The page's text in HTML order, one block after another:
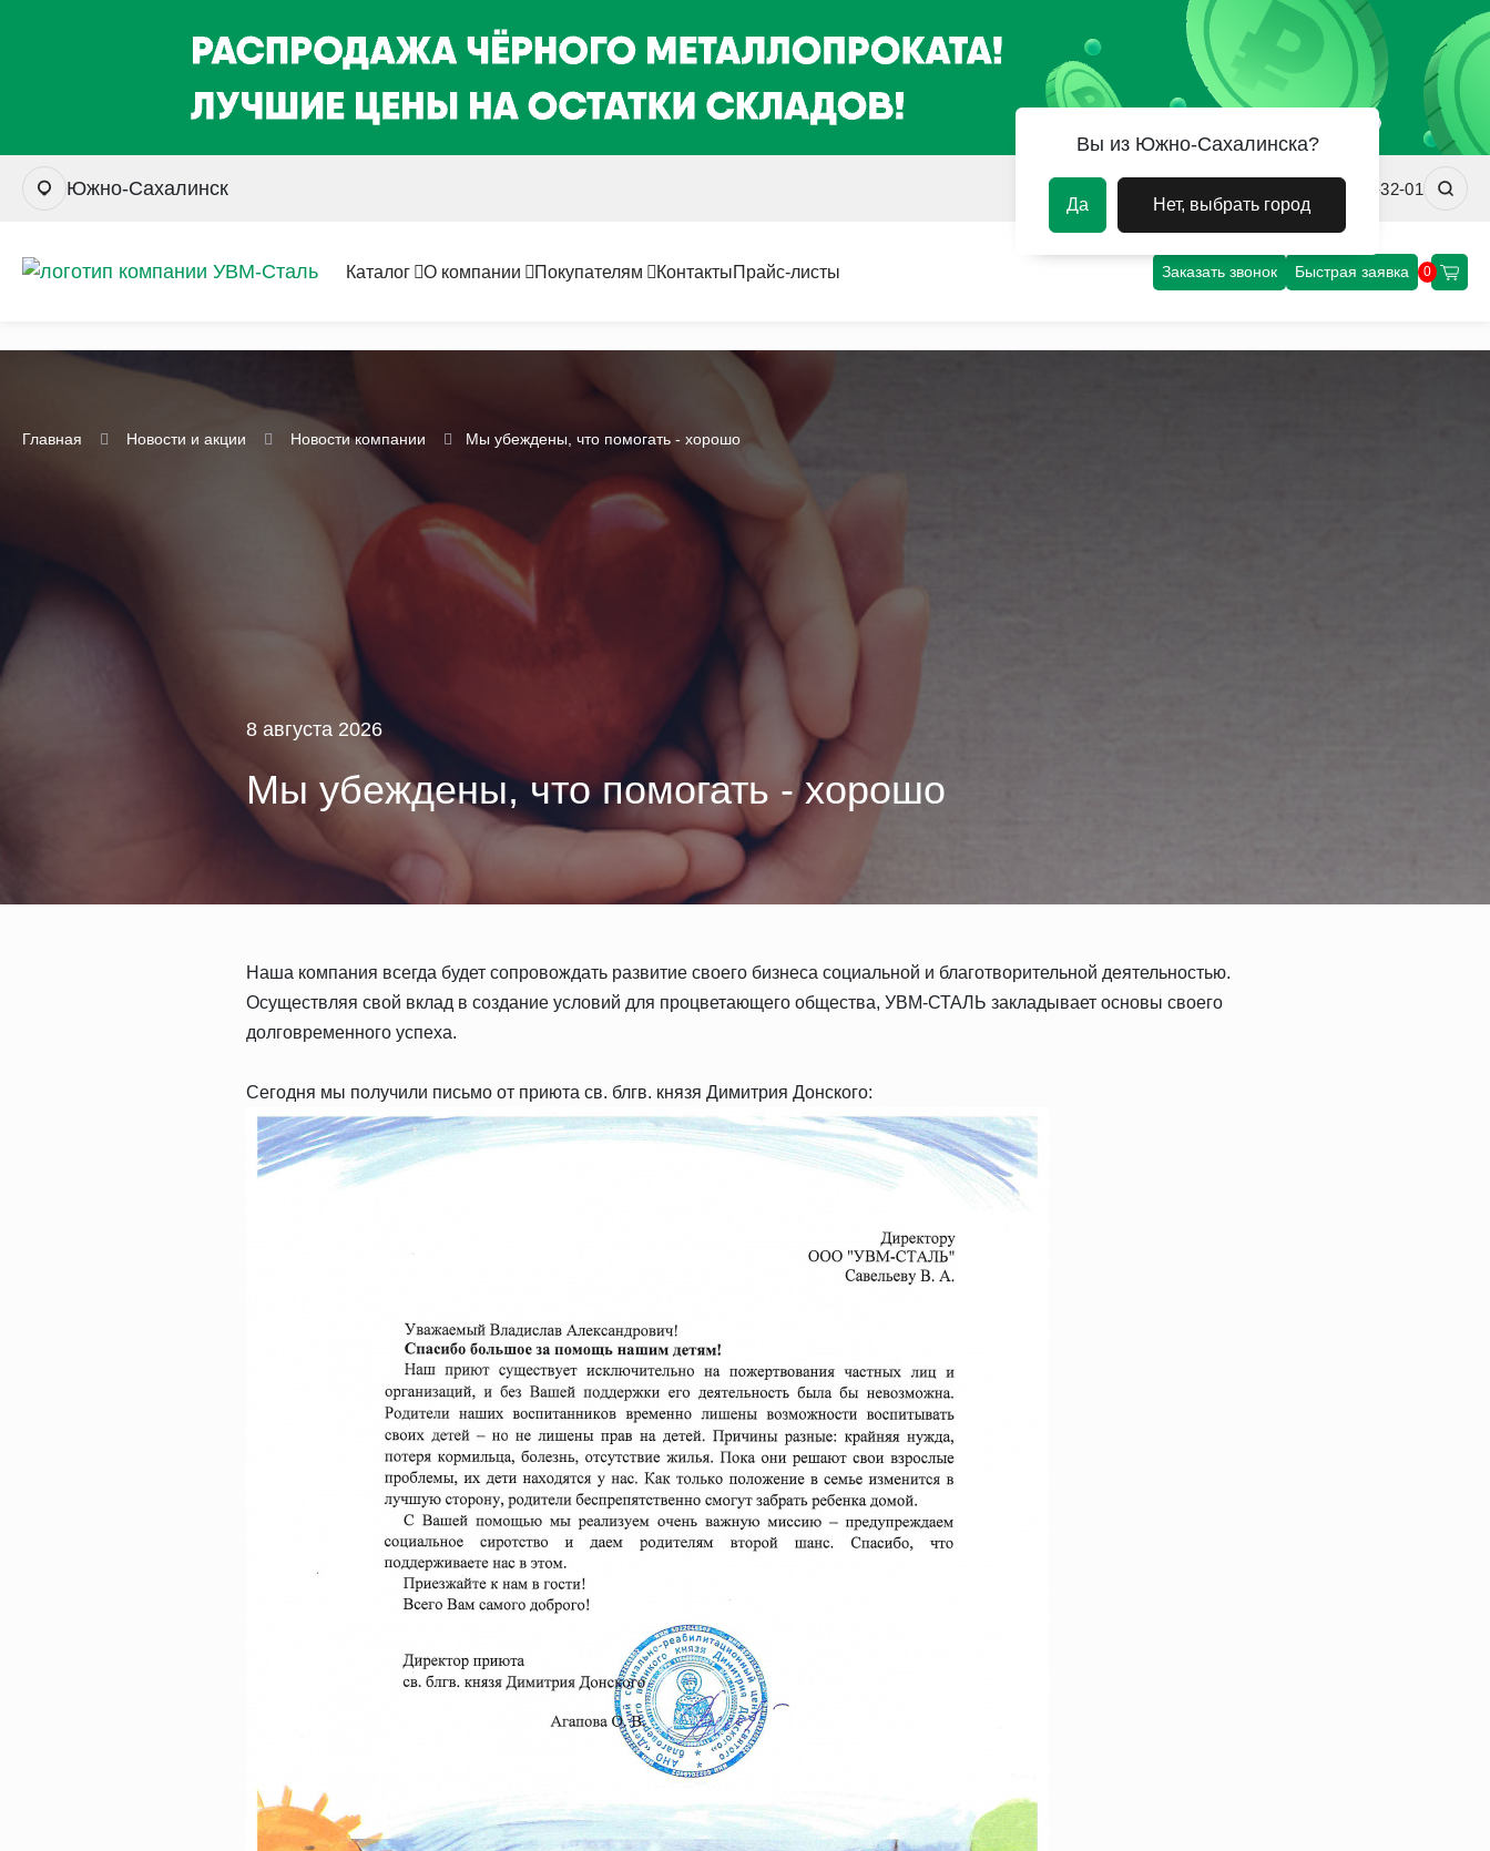
Южно-Сахалинск sakhalin@uvm-steel.ru +7 (4242) 31-32-01
Каталог О компании Покупателям КонтактыПрайс-листы Заказать звонок Быстрая заявка 0
Главная Новости и акции Новости компании Мы убеждены, что помогать - хорошо
8 августа 2026
Мы убеждены, что помогать - хорошо
Наша компания всегда будет сопровождать развитие своего бизнеса социальной и благотворительной деятельностью.
Осуществляя свой вклад в создание условий для процветающего общества, УВМ-СТАЛЬ закладывает основы своего
долговременного успеха.
Сегодня мы получили письмо от приюта св. блгв. князя Димитрия Донского:
Вы из Южно-Сахалинска?
Да Нет, выбрать город